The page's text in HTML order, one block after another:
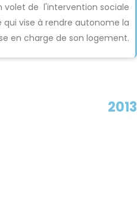
volet de l'intervention sociale
vise à rendre autonome la
en charge de son logement.
2013